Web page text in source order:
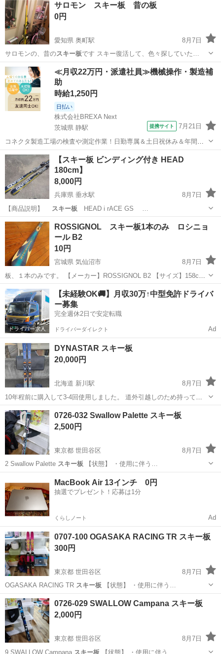
サロモン スキー板 昔の板
0円
愛知県 奥町駅
8月7日
サロモンの、昔のスキー板です スキー復活して、色々探していた…
愛知 一宮市 奥町駅 スキー サロモン
≪月収22万円・派遣社員≫機械操作・製造補
助
時給1,250円
日払い
株式会社BREXA Next
茨城県 静駅
提携サイト 7月21日
コネクタ製造工場の検査や測定作業！日勤専属＆土日祝休み＆年間休
日128日★クリーンルーム内作業★マイカー通勤OK＆無料駐車場あり
★就業先食堂利用可！日払い制度あり！《茨城県常陸大宮市》 人気の
工場のお仕事 ◇コネクタ製造工...
茨城 常陸大宮市 静駅 その他
【スキー板 ビンディング付き HEAD
180cm】
8,000円
兵庫県 垂水駅
8月7日
【商品説明】
スキー板 HEAD i rACE GS …
兵庫 神戸市 HEAD
ROSSIGNOL スキー板1本のみ ロシニョ
ール B2
10円
宮城県 気仙沼市
8月7日
板、１本のみです。 【メーカー】ROSSIGNOL B2 【サイズ】158cm
滑走面には滑走に支障をきたすような目立つ傷はなくエッジもきれい
です。 テレマークバインディング・ロッテフェラーのビス穴が開いて
い...
宮城 気仙沼市 スキー ロシニョール
【未経験OK🚚】月収30万↑中型免許ドライバ
ー募集
完全週休2日で安定転職
ドライバーダイレクト Ad
DYNASTAR スキー板
20,000円
北海道 新川駅
8月7日
10年程前に購入して3-4回使用しました。 道外引越しのため持って行
けないので出品致します。 表裏、目立った大きな傷はありませんが 数
箇所小傷はありますが、程度は年式の割には良い方だと思います。 エ
ッジはポツンポツンと何ヶ...
北海道 札幌市
0726-032 Swallow Palette スキー板
2,500円
東京都 世田谷区
8月7日
2 Swallow Palette スキー板 【状態】 ・使用に伴う…
Swallow
MacBook Air 13インチ 0円
抽選でプレゼント！応募は1分
くらしノート Ad
0707-100 OGASAKA RACING TR スキー板
300円
東京都 世田谷区
8月7日
OGASAKA RACING TR スキー板 【状態】 ・使用に伴う…
東京 世田谷区 スキー OGASAKA
0726-029 SWALLOW Campana スキー板
2,000円
東京都 世田谷区
8月7日
9 SWALLOW Campana スキー板 【状態】 ・使用に伴う…